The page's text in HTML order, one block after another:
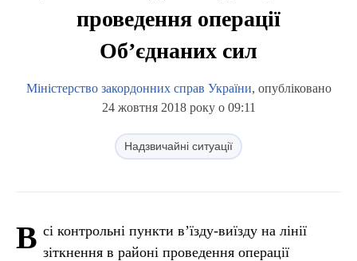
проведення операції
Об’єднаних сил
Міністерство закордонних справ України, опубліковано
24 жовтня 2018 року о 09:11
Надзвичайні ситуації
В сі контрольні пункти в’їзду-виїзду на лінії
зіткнення в районі проведення операції